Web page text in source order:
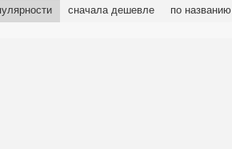
сначала дешевле по названию